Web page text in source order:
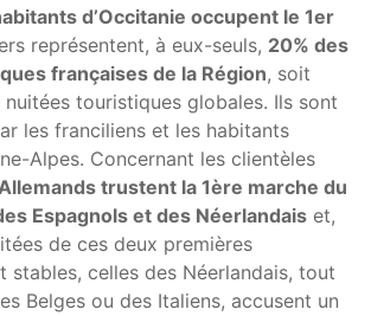
d’Occitanie occupent le 1er
représentent, à eux-seuls, 20% des
françaises de la Région, soit
nuitées touristiques globales. Ils sont
les franciliens et les habitants
Alpes. Concernant les clientèles
trustent la 1ère marche du
Espagnols et des Néerlandais et,
de ces deux premières
stables, celles des Néerlandais, tout
Belges ou des Italiens, accusent un